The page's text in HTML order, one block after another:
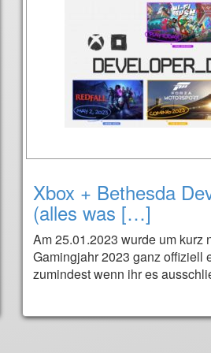
Xbox + Bethesda
(alles was […]
Am 25.01.2023 wurde um kurz
Gamingjahr 2023 ganz offiziell
zumindest wenn ihr es